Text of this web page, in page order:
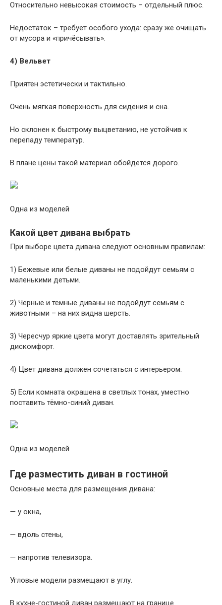
Относительно невысокая стоимость – отдельный плюс.
Недостаток – требует особого ухода: сразу же очищать
от мусора и «причёсывать».
4) Вельвет
Приятен эстетически и тактильно.
Очень мягкая поверхность для сидения и сна.
Но склонен к быстрому выцветанию, не устойчив к
перепаду температур.
В плане цены такой материал обойдется дорого.
Одна из моделей
Какой цвет дивана выбрать
При выборе цвета дивана следуют основным правилам:
1) Бежевые или белые диваны не подойдут семьям с
маленькими детьми.
2) Черные и темные диваны не подойдут семьям с
животными – на них видна шерсть.
3) Чересчур яркие цвета могут доставлять зрительный
дискомфорт.
4) Цвет дивана должен сочетаться с интерьером.
5) Если комната окрашена в светлых тонах, уместно
поставить тёмно-синий диван.
Одна из моделей
Где разместить диван в гостиной
Основные места для размещения дивана:
— у окна,
— вдоль стены,
— напротив телевизора.
Угловые модели размещают в углу.
В кухне-гостиной диван размещают на границе